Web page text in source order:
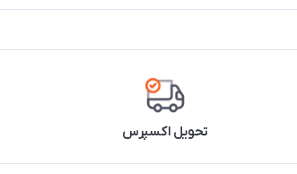
تحویل اکسپرس